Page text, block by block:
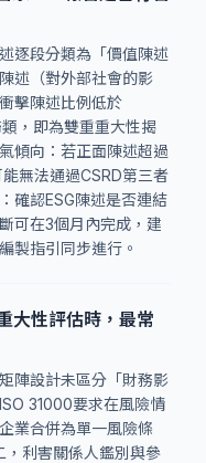
逐段分類為「價值陳述
述（對外部社會的影
擊陳述比例低於
，即為雙重重大性揭
傾向：若正面陳述超過
無法通過CSRD第三者
確認ESG陳述是否連結
可在3個月內完成，建
製指引同步進行。
大性評估時，最常
陣設計未區分「財務影
31000要求在風險情
業合併為單一風險條
，利害關係人鑑別與參